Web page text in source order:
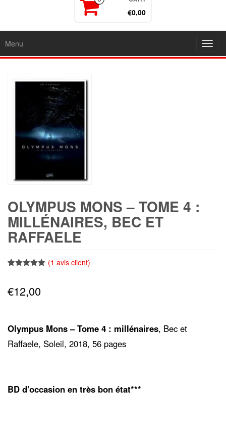
€0,00
Menu
OLYMPUS MONS – TOME 4 :
MILLÉNAIRES, BEC ET
RAFFAELE
basé sur
notation
(1 avis client)
€12,00
Olympus Mons – Tome 4 : millénaires, Bec et
Raffaele, Soleil, 2018, 56 pages
BD d’occasion en très bon état***